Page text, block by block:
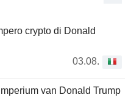
crypto di Donald
03.08.
van Donald Trump